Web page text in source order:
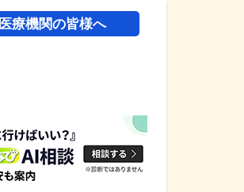
医療機関の皆様へ